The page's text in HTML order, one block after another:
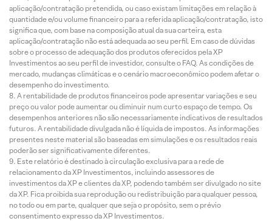
aplicação/contratação pretendida, ou caso existam limitações em relação à
quantidade e/ou volume financeiro para a referida aplicação/contratação, isto
significa que, com base na composição atual da sua carteira, esta
aplicação/contratação não está adequada ao seu perfil. Em caso de dúvidas
sobre o processo de adequação dos produtos oferecidos pela XP
Investimentos ao seu perfil de investidor, consulte o FAQ. As condições de
mercado, mudanças climáticas e o cenário macroeconômico podem afetar o
desempenho do investimento.
A rentabilidade de produtos financeiros pode apresentar variações e seu
preço ou valor pode aumentar ou diminuir num curto espaço de tempo. Os
desempenhos anteriores não são necessariamente indicativos de resultados
futuros. A rentabilidade divulgada não é líquida de impostos. As informações
presentes neste material são baseadas em simulações e os resultados reais
poderão ser significativamente diferentes.
Este relatório é destinado à circulação exclusiva para a rede de
relacionamento da XP Investimentos, incluindo assessores de
investimentos da XP e clientes da XP, podendo também ser divulgado no site
da XP. Fica proibida sua reprodução ou redistribuição para qualquer pessoa,
no todo ou em parte, qualquer que seja o propósito, sem o prévio
consentimento expresso da XP Investimentos.